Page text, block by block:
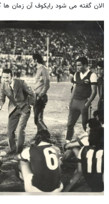
الان گفته می شود رایکوف آن زمان ها